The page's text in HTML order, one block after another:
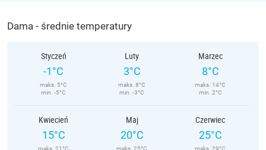
Dama - średnie temperatury
Styczeń
-1°C
maks. 5°C
min. -5°C
Luty
3°C
maks. 8°C
min. -3°C
Marzec
8°C
maks. 14°C
min. 2°C
Kwiecień
15°C
maks. 21°C
Maj
20°C
maks. 25°C
Czerwiec
25°C
maks. 29°C